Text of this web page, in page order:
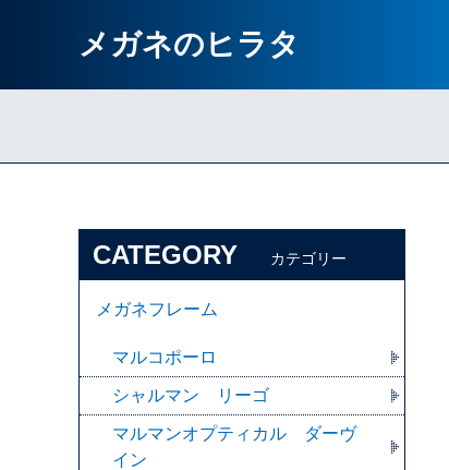
メガネのヒラタ
CATEGORY カテゴリー
メガネフレーム
マルコポーロ
シャルマン リーゴ
マルマンオプティカル ダーヴ
イン